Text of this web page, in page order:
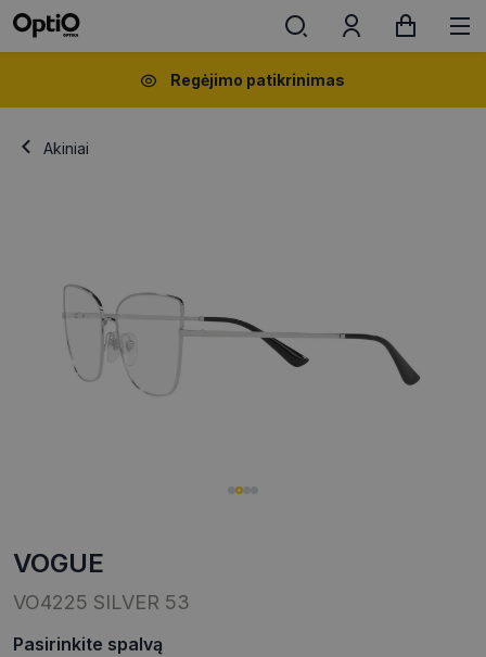
Regėjimo patikrinimas
Akiniai
VOGUE
VO4225 SILVER 53
Pasirinkite spalvą